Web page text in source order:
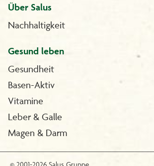
Über Salus
Nachhaltigkeit
Gesund leben
Gesundheit
Basen-Aktiv
Vitamine
Leber & Galle
Magen & Darm
© 2001-2026 Salus Gruppe